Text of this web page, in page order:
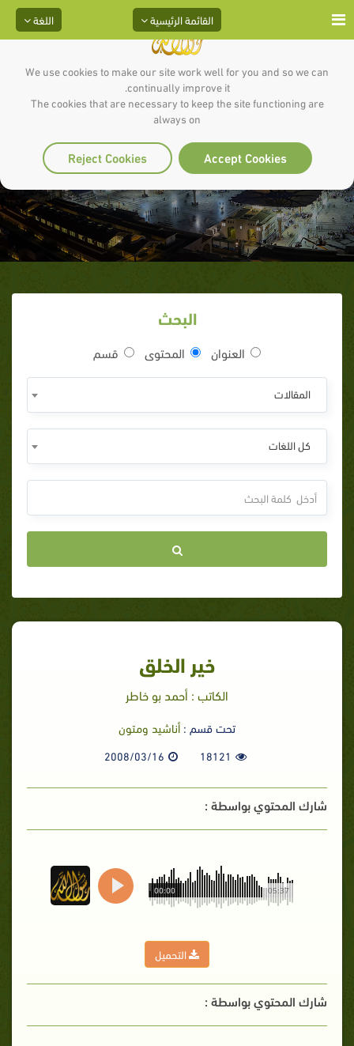
We use cookies to make our site work well for you and so we can
continually improve it.
The cookies that are necessary to keep the site functioning are
always on
Accept Cookies
Reject Cookies
اللغة القائمة الرئيسية
خير الخلق
البحث
العنوان المحتوى قسم
المقالات
كل اللغات
خير الخلق
الكاتب : أحمد بو خاطر
تحت قسم :أناشيد ومتون
18121
2008/03/16
شارك المحتوي بواسطة :
05:37
00:00
التحميل
شارك المحتوي بواسطة :